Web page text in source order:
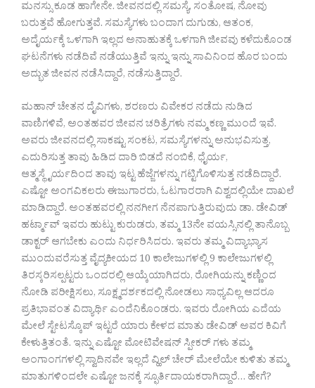
ಮನಸ್ಸು ಕೂಡ ಹಾಗೇನೇ. ಜೀವನದಲ್ಲಿ ಸಮಸ್ಯೆ, ಸಂತೋಷ, ನೋವು
ಬರುತ್ತವೆ ಹೋಗುತ್ತವೆ. ಸಮಸ್ಯೆಗಳು ಬಂದಾಗ ದುಗುಡು, ಆತಂಕ,
ಅದೈರ್ಯಕ್ಕೆ ಒಳಗಾಗಿ ಇಲ್ಲದ ಅನಾಹುತಕ್ಕೆ ಒಳಗಾಗಿ ಜೀವವು ಕಳೆದುಕೊಂಡ
ಘಟನೆಗಳು ನಡೆದಿವೆ ನಡೆಯುತ್ತಿವೆ ಇನ್ನು ಇನ್ನು ಸಾವಿನಿಂದ ಹೊರ ಬಂದು
ಅದ್ಭುತ ಜೀವನ ನಡೆಸಿದ್ದಾರೆ, ನಡೆಸುತ್ತಿದ್ದಾರೆ.
ಮಹಾನ್ ಚೇತನ ದೈವಿಗಳು, ಶರಣರು ವಿವೇಕರ ನಡೆದು ನುಡಿದ
ವಾಣಿಗಳಿವೆ, ಅಂತಹವರ ಜೀವನ ಚರಿತ್ರೆಗಳು ನಮ್ಮ ಕಣ್ಣ ಮುಂದೆ ಇವೆ.
ಅವರು ಜೀವನದಲ್ಲಿ ಸಾಕಷ್ಟು ಸಂಕಟ, ಸಮಸ್ಯೆಗಳನ್ನು ಅನುಭವಿಸುತ್ತ,
ಎದುರಿಸುತ್ತ ತಾವು ಹಿಡಿದ ದಾರಿ ಬಿಡದೆ ನಂಬಿಕೆ, ಧೈರ್ಯ,
ಆತ್ಮಸ್ಥೈರ್ಯದಿಂದ ತಾವು ಇಟ್ಟ ಹೆಜ್ಜೆಗಳನ್ನು ಗಟ್ಟಿಗೊಳಿಸುತ್ತ ನಡೆದಿದ್ದಾರೆ.
ಎಷ್ಟೋ ಅಂಗವಿಕಲರು ಈಜುಗಾರರು, ಓಟಗಾರರಾಗಿ ವಿಶ್ವದಲ್ಲಿಯೇ ದಾಖಲೆ
ಮಾಡಿದ್ದಾರೆ. ಅಂತಹವರಲ್ಲಿ ನನಗೀಗ ನೆನಪಾಗುತ್ತಿರುವುದು ಡಾ. ಡೇವಿಡ್
ಹರ್ಟ್ಮಾವ್ ಇವರು ಹುಟ್ಟು ಕುರುಡರು, ತಮ್ಮ 13ನೇ ವಯಸ್ಸಿನಲ್ಲಿ ತಾನೊಬ್ಬ
ಡಾಕ್ಟರ್ ಆಗಬೇಕು ಎಂದು ನಿರ್ಧರಿಸಿದರು. ಇವರು ತಮ್ಮ ವಿದ್ಯಾಭ್ಯಾಸ
ಮುಂದುವರೆಸುತ್ತ ವೈದ್ಯಕೀಯದ 10 ಕಾಲೇಜುಗಳಲ್ಲಿ 9 ಕಾಲೇಜುಗಳಲ್ಲಿ
ತಿರಸ್ಕರಿಸಲ್ಪಟ್ಟರು ಒಂದರಲ್ಲಿ ಆಯ್ಕೆಯಾಗಿದರು, ರೋಗಿಯನ್ನು ಕಣ್ಣಿಂದ
ನೋಡಿ ಪರೀಕ್ಷಿಸಲು, ಸೂಕ್ಷ್ಮದರ್ಶಕದಲ್ಲಿ ನೋಡಲು ಸಾಧ್ಯವಿಲ್ಲ ಆದರೂ
ಪ್ರತಿಭಾವಂತ ವಿದ್ಯಾರ್ಥಿ ಎಂದೆನಿಕೊಂಡರು. ಇವರು ರೋಗಿಯ ಎದೆಯ
ಮೇಲೆ ಸ್ಟೇಟಸ್ಕೊಪ್ ಇಟ್ಟರೆ ಯಾರು ಕೇಳದ ಮಾತು ಡೇವಿಡ್ ಅವರ ಕಿವಿಗೆ
ಕೇಳುತ್ತಿತಂತೆ. ಇನ್ನು ಎಷ್ಟೋ ಮೋಟಿವೇಷನ್ ಸ್ಪೀಕರ್ ಗಳು ತಮ್ಮ
ಅಂಗಾಂಗಗಳಲ್ಲಿ ಸ್ವಾದಿನವೇ ಇಲ್ಲದೆ ವ್ಹಿಲ್ ಚೇರ್ ಮೇಲೆಯೇ ಕುಳಿತು ತಮ್ಮ
ಮಾತುಗಳಿಂದಲೇ ಎಷ್ಟೋ ಜನಕ್ಕೆ ಸ್ಫೂರ್ತಿದಾಯಕರಾಗಿದ್ದಾರೆ… ಹೇಗೆ?